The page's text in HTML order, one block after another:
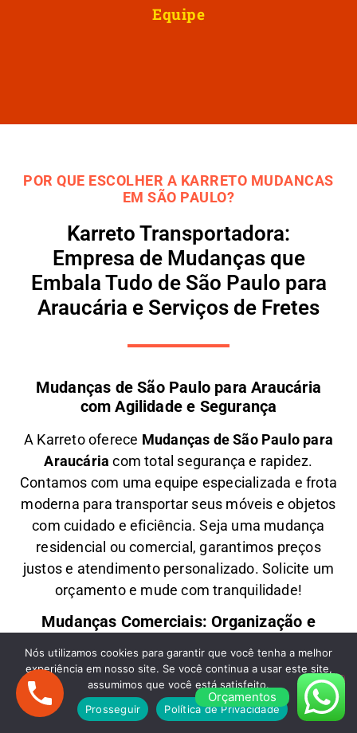
Equipe
POR QUE ESCOLHER A KARRETO MUDANCAS
EM SÃO PAULO?
Karreto Transportadora:
Empresa de Mudanças que
Embala Tudo de São Paulo para
Araucária e Serviços de Fretes
Mudanças de São Paulo para Araucária
com Agilidade e Segurança
A Karretooferece Mudanças de São Paulo para
Araucária com total segurança e rapidez.
Contamos com uma equipe especializada e frota
moderna para transportar seus móveis e objetos
comcuidado e eficiência. Seja uma mudança
residencial ou comercial , garantimos preços
justos e atendimento personalizado. Solicite um
orçamento e mude com tranquilidade!
Mudanças Comerciais: Organização e
Precisa de umaMudança Comercialde São
Paulo para Araucária? AKarretocuida de toda a
logística paraescritórios, lojas e empresas,
Orçamentos
Nós utilizamos cookies para garantir que você tenha a melhor
experiência em nosso site. Se você continua a usar este site,
assumimos que você está satisfeito.
Prosseguir
Política de Privacidade